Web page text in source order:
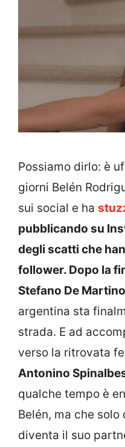
Possiamo dirlo: è
giorni Belén
sui social e ha
pubblicando su
degli scatti che
follower. Dopo la
Stefano De Martino
argentina sta
strada. E ad
verso la ritrovata
Antonino
qualche tempo è
Belén, ma che solo
diventa il suo